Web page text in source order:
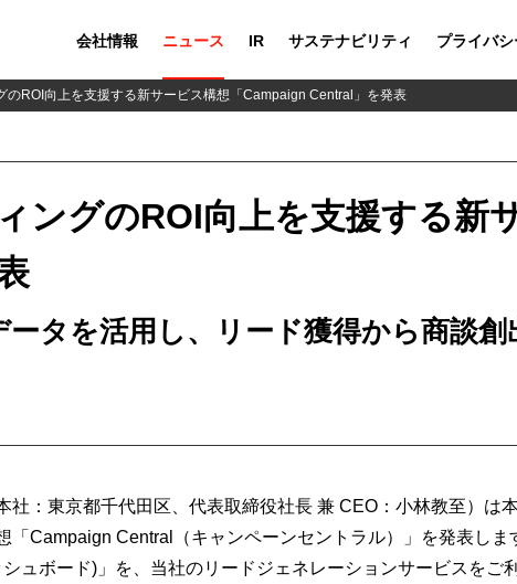
会社情報 ニュース IR サステナビリティ プライバシ
のROI向上を支援する新サービス構想「Campaign Central」を発表
ングのROI向上を支援する新
タを活用し、リード獲得から商談
社：東京都千代田区、代表取締役社長 兼 CEO ：小林教至）は
「Campaign Central（キャンペーンセントラル）」を発表し
ュボード)」を、当社のリードジェネレーションサービスをご